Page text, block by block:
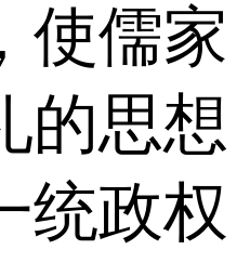
使儒家
的思想
统政权